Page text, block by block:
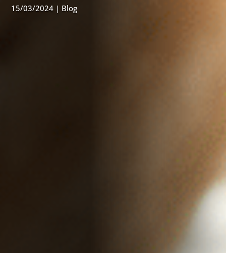
15/03/2024 | Blog